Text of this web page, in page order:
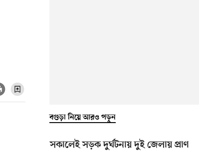
বগুড়া নিয়ে আরও পড়ুন
সকালেই সড়ক দুর্ঘটনায় দুই জেলায় প্রাণ